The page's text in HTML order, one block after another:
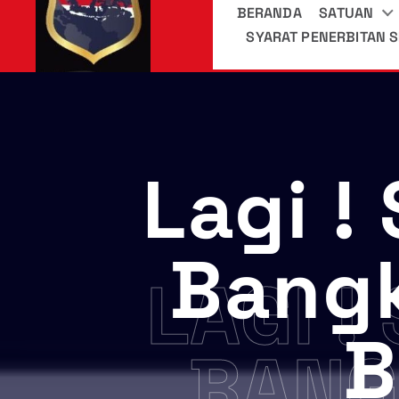
BERANDA SATUAN
SYARAT PENERBITAN
LAGI !
Lagi !